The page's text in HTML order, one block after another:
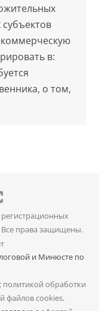
в:
о том,
Все права защищены.
и Минюсте по
политикой обработки
файлов cookies.